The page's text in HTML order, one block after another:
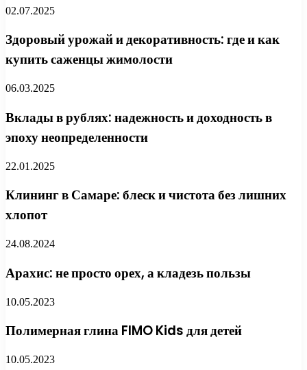
02.07.2025
Здоровый урожай и декоративность: где и как
купить саженцы жимолости
06.03.2025
Вклады в рублях: надежность и доходность в
эпоху неопределенности
22.01.2025
Клининг в Самаре: блеск и чистота без лишних
хлопот
24.08.2024
Арахис: не просто орех, а кладезь пользы
10.05.2023
Полимерная глина FIMO Kids для детей
10.05.2023